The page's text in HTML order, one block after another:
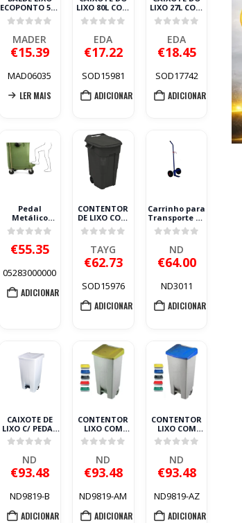
ECOPONTO 50L
AMARELO
LEIRIPLÁS
MADER
€15.39
MAD06035
LER MAIS
LIXO 80L COM
TAMPA
BLOQUEÁVEL E
PEGAS
MONOBLOCO
EDA
EDA
€17.22
SOD15981
ADICIONAR
LIXO 27L COM
TAMPA E
PÉDAL EDA
EDA
€18.45
SOD17742
ADICIONAR
Pedal
Metálico
Galvanizado
para
Contentor
1000/1100L
€55.35
05283000000
ADICIONAR
CONTENTOR
DE LIXO COM
RODAS 120L
PRETO TAYG
TAYG
€62.73
SOD15976
ADICIONAR
Carrinho para
Transporte de
Contentores
de Lixo ND
100L Aço
ND
€64.00
ND3011
ADICIONAR
CAIXOTE DE
LIXO C/ PEDAL
BRANCO 120LT
ND
€93.48
ND9819-B
ADICIONAR
CONTENTOR
LIXO COM
PEDAL 120L
AMARELO
ND
€93.48
ND9819-AM
ADICIONAR
CONTENTOR
LIXO COM
PEDAL 120L
AZUL
ND
€93.48
ND9819-AZ
ADICIONAR